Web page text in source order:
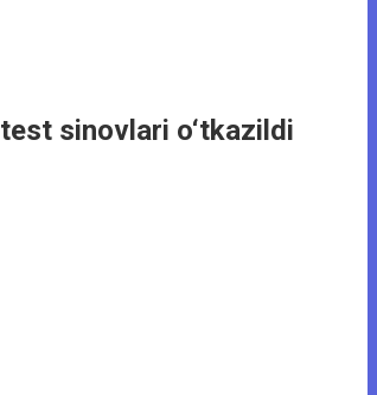
sinovlari o‘tkazildi